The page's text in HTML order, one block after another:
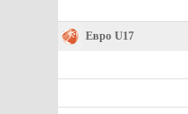
Евро U17